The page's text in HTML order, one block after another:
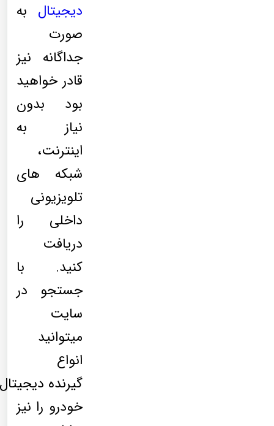
دیجیتال به
صورت
جداگانه نیز
قادر خواهید
بود بدون
نیاز به
اینترنت،
شبکه های
تلویزیونی
داخلی را
دریافت
کنید. با
جستجو در
سایت
میتوانید
انواع
گیرنده دیجیتال
خودرو را نیز